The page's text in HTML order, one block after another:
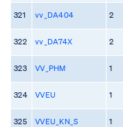
321 vv_DA404 2
322 vv_DA74X 2
323 VV_PHM 1
324 VVEU 1
325 VVEU_KN_S 1